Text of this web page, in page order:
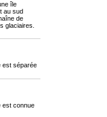
île
au sud
de
glaciaires.
est séparée
est connue